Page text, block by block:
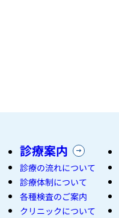
診療案内
診療の流れについて
診療体制について
各種検査のご案内
クリニックについて